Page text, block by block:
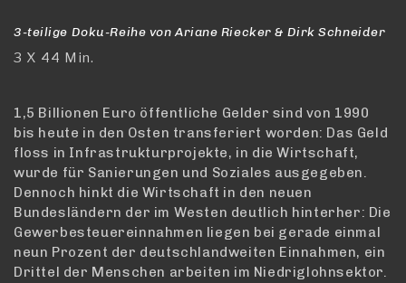
3-teilige Doku-Reihe von Ariane Riecker & Dirk Schneider
3 X 44 Min.
1,5 Billionen Euro öffentliche Gelder sind von 1990
bis heute in den Osten transferiert worden: Das Geld
floss in Infrastrukturprojekte, in die Wirtschaft,
wurde für Sanierungen und Soziales ausgegeben.
Dennoch hinkt die Wirtschaft in den neuen
Bundesländern der im Westen deutlich hinterher: Die
Gewerbesteuereinnahmen liegen bei gerade einmal
neun Prozent der deutschlandweiten Einnahmen, ein
Drittel der Menschen arbeiten im Niedriglohnsektor.